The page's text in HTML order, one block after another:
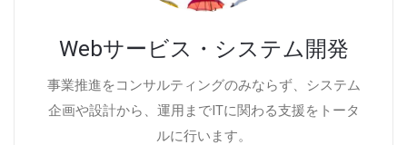
Webサービス・システム開発
事業推進をコンサルティングのみならず、システム
企画や設計から、運用までITに関わる支援をトータ
ルに行います。